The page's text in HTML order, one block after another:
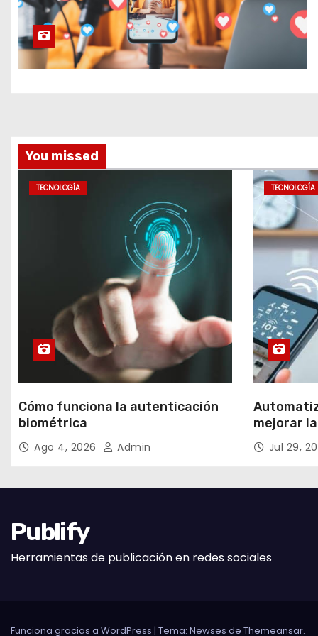
You missed
TECNOLOGÍA
Cómo funciona la autenticación
biométrica
Ago 4, 2026 Admin
TECNOLOGÍA
mejorar
Jul 29,
Publify
Herramientas de publicación en redes sociales
Funciona gracias a WordPress | Tema: Newses de Themeansar.